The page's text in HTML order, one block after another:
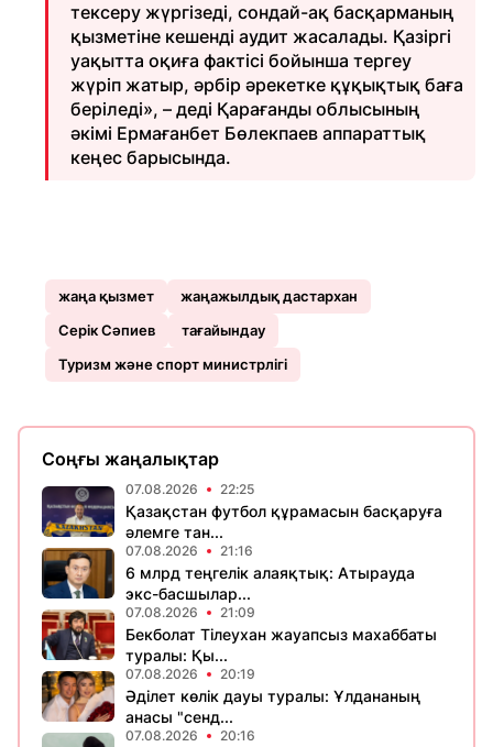
тексеру жүргізеді, сондай-ақ басқарманың
қызметіне кешенді аудит жасалады. Қазіргі
уақытта оқиға фактісі бойынша тергеу
жүріп жатыр, әрбір әрекетке құқықтық баға
беріледі», – деді Қарағанды облысының
әкімі Ермағанбет Бөлекпаев аппараттық
кеңес барысында.
жаңа қызмет
жаңажылдық дастархан
Серік Сәпиeв
тағайындау
Туризм және спорт министрлігі
Соңғы жаңалықтар
07.08.2026 22:25
Қазақстан футбол құрамасын басқаруға
әлемге тан...
07.08.2026 21:16
6 млрд теңгелік алаяқтық: Атырауда
экс-басшылар...
07.08.2026 21:09
Бекболат Тілеухан жауапсыз махаббаты
туралы: Қы...
07.08.2026 20:19
Әділет көлік дауы туралы: Ұлдананың
анасы "сенд...
07.08.2026 20:16